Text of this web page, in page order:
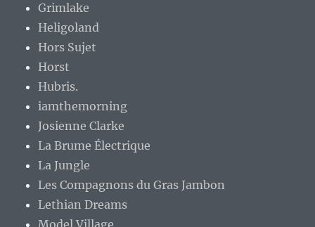
Grimlake
Heligoland
Hors Sujet
Horst
Hubris.
iamthemorning
Josienne Clarke
La Brume Électrique
La Jungle
Les Compagnons du Gras Jambon
Lethian Dreams